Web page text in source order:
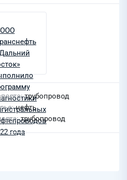
трубопровод
нефть
трубопровод